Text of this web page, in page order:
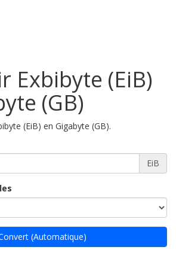
Exbibyte (EiB)
(GB)
(EiB) en Gigabyte (GB).
EiB
(Automatique)